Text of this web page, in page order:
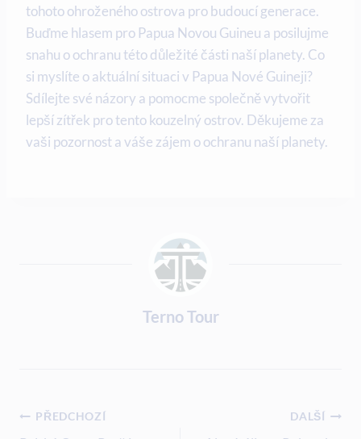
tohoto ohroženého ​ostrova ‌pro budoucí generace.
Buďme hlasem‌ pro⁢ Papua Novou⁣ Guineu a posilujme
snahu o ochranu této důležité ​části naší planety. Co
si ​myslíte‍ o aktuální ‌situaci v ‌Papua Nové Guineji?
Sdílejte své názory a pomocme‌ společně vytvořit
lepší zítřek ⁢pro tento kouzelný ostrov. Děkujeme za
vaši pozornost a váše zájem o‍ ochranu⁣ naší planety.
Terno Tour
Navigace
PŘEDCHOZÍ DALŠÍ